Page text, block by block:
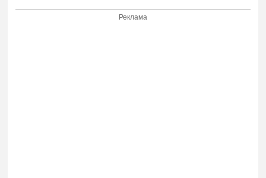
Реклама